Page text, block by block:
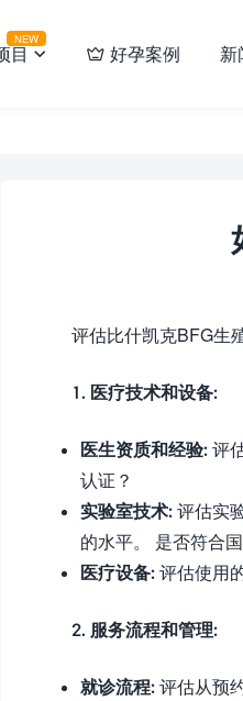
目
NEW
  好孕案例 新
评估比什凯克BFG生
1. 医疗技术和设备:
医生资质和经验: 评
认证？
实验室技术: 评估实
的水平。 是否符合
医疗设备: 评估使用
2. 服务流程和管理:
就诊流程: 评估从预